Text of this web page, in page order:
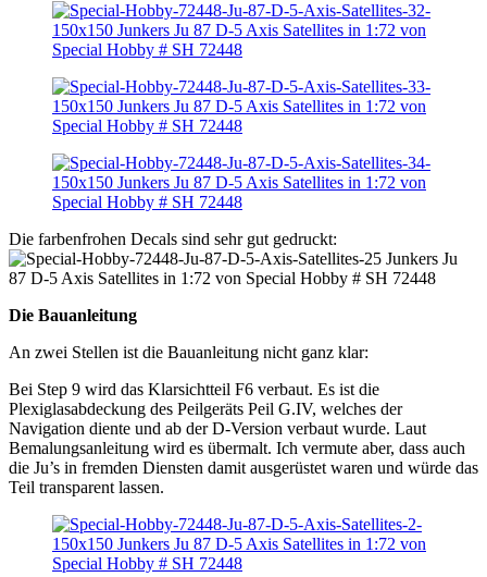
Die farbenfrohen Decals sind sehr gut gedruckt:
Die Bauanleitung
An zwei Stellen ist die Bauanleitung nicht ganz klar:
Bei Step 9 wird das Klarsichtteil F6 verbaut. Es ist die
Plexiglasabdeckung des Peilgeräts Peil G.IV, welches der
Navigation diente und ab der D-Version verbaut wurde. Laut
Bemalungsanleitung wird es übermalt. Ich vermute aber, dass auch
die Ju’s in fremden Diensten damit ausgerüstet waren und würde das
Teil transparent lassen.